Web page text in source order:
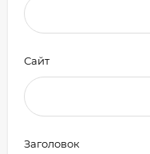
Сайт
Заголовок